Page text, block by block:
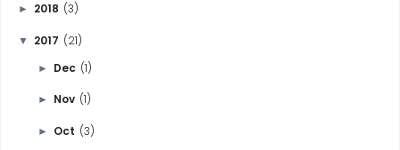
► 2018 (3)
▼ 2017 (21)
► Dec (1)
► Nov (1)
► Oct (3)